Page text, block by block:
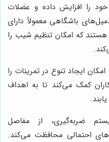
را افزایش داده و عضلات
باشگاهی معمولاً دارای
که امکان تنظیم شیب را
ایجاد تنوع در تمرینات را
کمک می‌کند تا به اهداف
ضربه‌گیری، از مفاصل
احتمالی محافظت می‌کند.